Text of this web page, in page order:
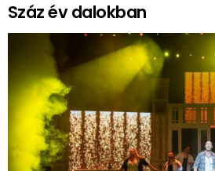
Száz év dalokban